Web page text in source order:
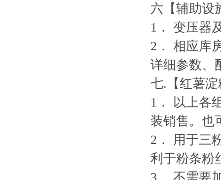
六【辅助设
1 ．
变压器
2 ．
相应库
详细参数、
七. 【红薯
1 ．
以上各
装销售。也
2 ．
用于三
利于粉条粉